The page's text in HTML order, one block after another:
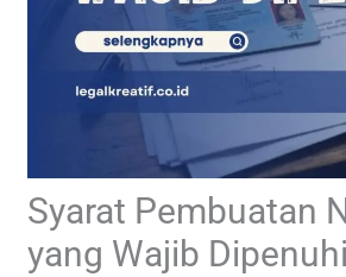
Syarat Pembuatan
yang Wajib Dipenuhi